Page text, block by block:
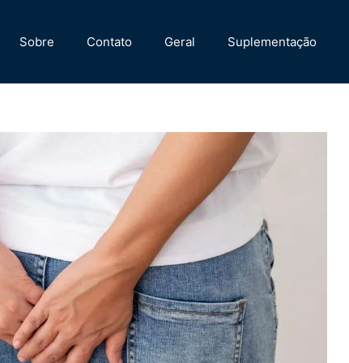
Sobre Contato Geral Suplementação